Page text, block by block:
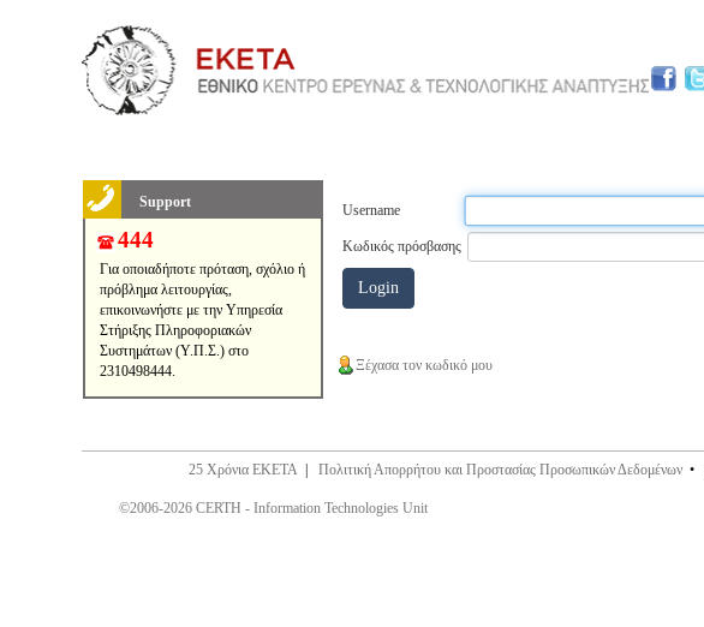
Support
444
Για οποιαδήποτε πρόταση, σχόλιο ή
πρόβλημα λειτουργίας,
επικοινωνήστε με την Υπηρεσία
Στήριξης Πληροφοριακών
Συστημάτων (Υ.Π.Σ.) στο
2310498444.
Username
Κωδικός πρόσβασης
Ξέχασα τον κωδικό μου
25 Χρόνια ΕΚΕΤΑ| Πολιτική Απορρήτου και Προστασίας Προσωπικών Δεδομένων•
©2006-2026 CERTH - Information Technologies Unit